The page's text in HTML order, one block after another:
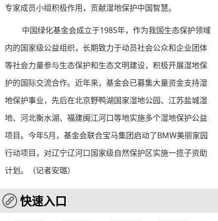
专家成员小组积极作用，贡献湿地保护中国智慧。
中国绿化基金会成立于1985年，作为我国生态保护领域
内的国家级公益组织，长期致力于动员社会公众和企业团体
等社会力量参与生态保护和生态文明建设，积极开展湿地保
护的国际交流合作。近年来，基金会已募集大量资金支持湿
地保护事业，先后在北京野鸭湖国家湿地公园、江苏盐城湿
地、河北衡水湖、福建闽江河口等地实施多个湿地保护公益
项目。今年5月，基金会联合宝马集团启动了BMW美丽家园
行动项目，对辽宁辽河口国家级自然保护区实施一揽子资助
计划。（记者安璐）
快速入口